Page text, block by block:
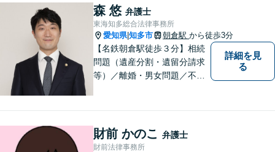
ら、お早めにご相談くださ
い。【JR在来線「刈谷駅」4
分】【駐車場あり】
森 悠 弁護士
東海知多総合法律事務所
愛知県|知多市 朝倉駅 から徒歩3分
【名鉄朝倉駅徒歩３分】相続
問題（遺産分割・遺留分請求
等）／離婚・男女問題／不動
多数。
詳細を見
る
財前 かのこ 弁護士
財前法律事務所